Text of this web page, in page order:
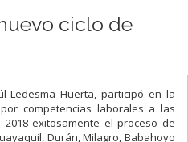
ciclo de
Ledesma Huerta, participó en la
competencias laborales a las
exitosamente el proceso de
Durán, Milagro, Babahoyo